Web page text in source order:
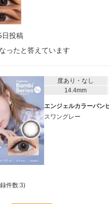
投稿
ったと答えています
度あり・なし
14.4mm
エンジェルカラーバン
スワングレー
件数:3)